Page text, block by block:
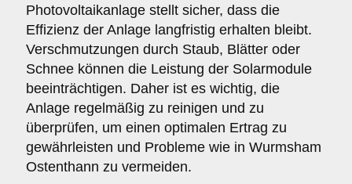
Photovoltaikanlage stellt sicher, dass die
Effizienz der Anlage langfristig erhalten bleibt.
Verschmutzungen durch Staub, Blätter oder
Schnee können die Leistung der Solarmodule
beeinträchtigen. Daher ist es wichtig, die
Anlage regelmäßig zu reinigen und zu
überprüfen, um einen optimalen Ertrag zu
gewährleisten und Probleme wie in Wurmsham
Ostenthann zu vermeiden.